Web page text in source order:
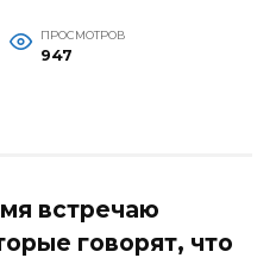
ПРОСМОТРОВ
947
встречаю
говорят, что